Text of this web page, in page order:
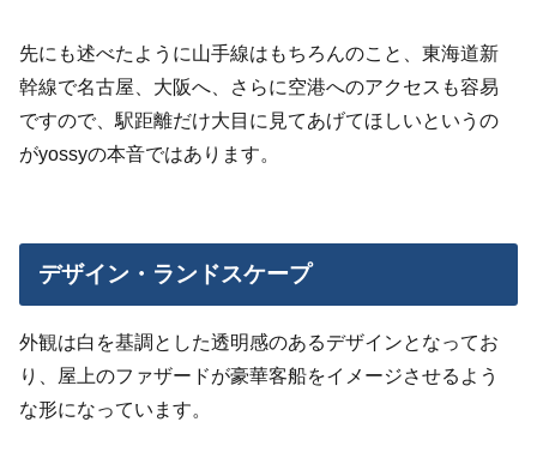
先にも述べたように山手線はもちろんのこと、東海道新
幹線で名古屋、大阪へ、さらに空港へのアクセスも容易
ですので、駅距離だけ大目に見てあげてほしいというの
がyossyの本音ではあります。
デザイン・ランドスケープ
外観は白を基調とした透明感のあるデザインとなってお
り、屋上のファザードが豪華客船をイメージさせるよう
な形になっています。